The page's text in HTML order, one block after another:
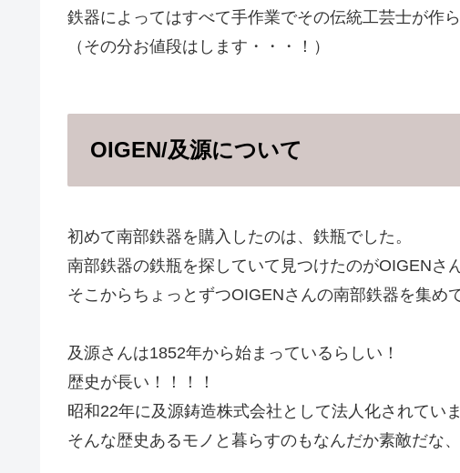
鉄器によってはすべて手作業でその伝統工芸士が作ら
（その分お値段はします・・・！）
OIGEN/及源について
初めて南部鉄器を購入したのは、鉄瓶でした。
南部鉄器の鉄瓶を探していて見つけたのがOIGENさ
そこからちょっとずつOIGENさんの南部鉄器を集め
及源さんは1852年から始まっているらしい！
歴史が長い！！！！
昭和22年に及源鋳造株式会社として法人化されていま
そんな歴史あるモノと暮らすのもなんだか素敵だな、